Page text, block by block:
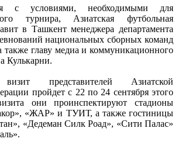
с условиями, необходимыми для
турнира, Азиатская футбольная
в Ташкент менеджера департамента
национальных сборных команд
главу медиа и коммуникационного
Кулькарни.
представителей Азиатской
пройдет с 22 по 24 сентября этого
они проинспектируют стадионы
«ЖАР» и ТУИТ, а также гостиницы
«Дедеман Силк Роад», «Сити Палас»